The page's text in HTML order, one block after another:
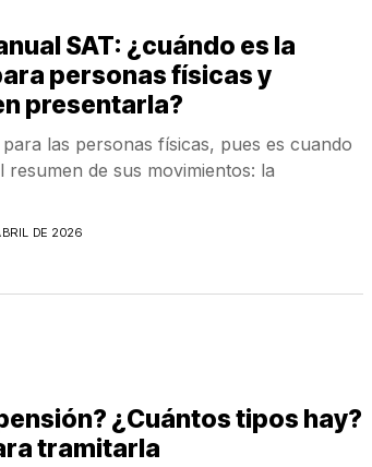
SAT: ¿cuándo es la
personas físicas y
presentarla?
las personas físicas, pues es cuando
resumen de sus movimientos: la
DE 2026
¿Cuántos tipos hay?
tramitarla